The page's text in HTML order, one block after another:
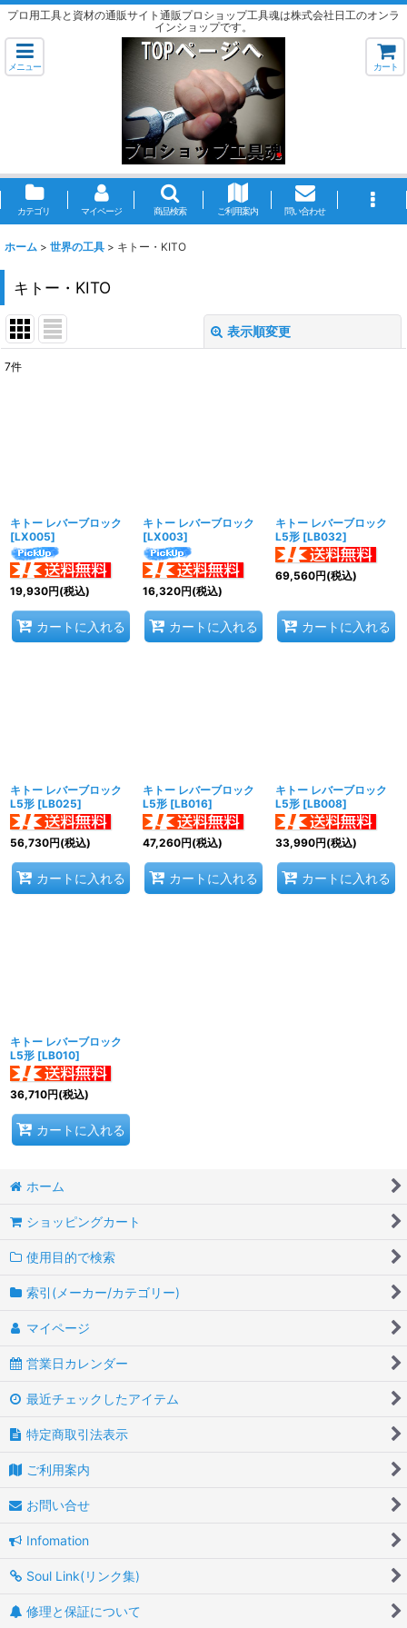
プロ用工具と資材の通販サイト通販プロショップ工具魂は株式会社日工のオンラ
インショップです。
メニュー カート
カテゴリ マイページ 商品検索 ご利用案内 問い合わせ
ホーム > 世界の工具 > キトー・KITO
キトー・KITO
表示順変更
7件
キトー レバーブロック
[LX005]
19,930円(税込)
カートに入れる
キトー レバーブロック
[LX003]
16,320円(税込)
カートに入れる
キトー レバーブロック
L5形 [LB032]
69,560円(税込)
カートに入れる
キトー レバーブロック
L5形 [LB025]
56,730円(税込)
カートに入れる
キトー レバーブロック
L5形 [LB016]
47,260円(税込)
カートに入れる
キトー レバーブロック
L5形 [LB008]
33,990円(税込)
カートに入れる
キトー レバーブロック
L5形 [LB010]
36,710円(税込)
カートに入れる
ホーム
ショッピングカート
使用目的で検索
索引(メーカー/カテゴリー)
マイページ
営業日カレンダー
最近チェックしたアイテム
特定商取引法表示
ご利用案内
お問い合せ
Infomation
Soul Link(リンク集)
修理と保証について